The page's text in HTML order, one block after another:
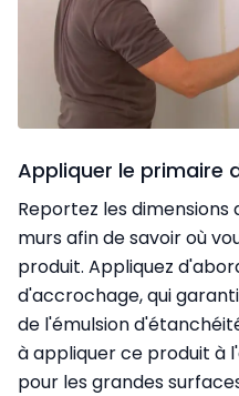
Appliquer le primaire
Reportez les
murs afin de savoir où
produit. Appliquez
d'accrochage, qui
de l'émulsion
à appliquer ce produit à
pour les grandes